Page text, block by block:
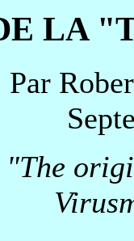
LA
Par
"The